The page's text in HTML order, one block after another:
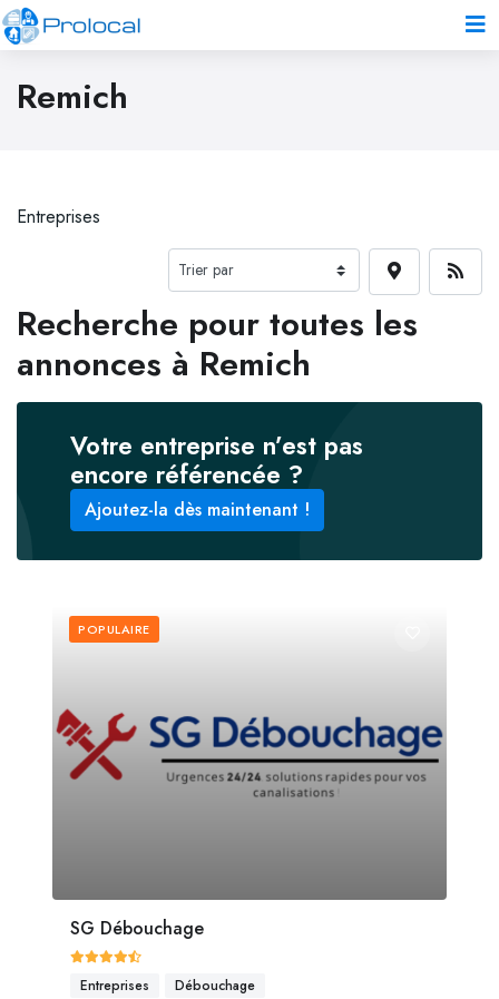
Remich
Entreprises
Recherche pour toutes les
annonces à Remich
Votre entreprise n’est pas
encore référencée ?
Ajoutez-la dès maintenant !
POPULAIRE
SG Débouchage
Entreprises Débouchage